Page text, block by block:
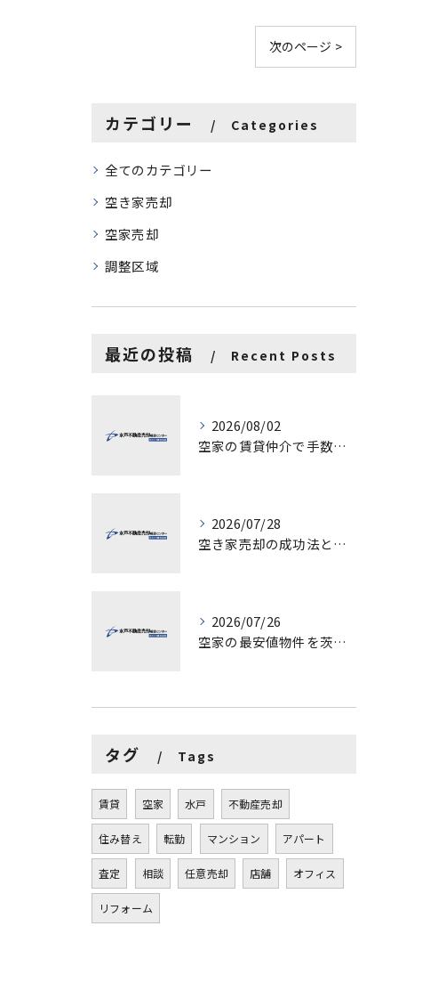
次のページ >
カテゴリー Categories
全てのカテゴリー
空き家売却
空家売却
調整区域
最近の投稿 Recent Posts
2026/08/02
空家の賃貸仲介で手数料と上限を徹底解説し200万円物件の注意点も紹介
2026/07/28
空き家売却の成功法と注意点
2026/07/26
空家の最安値物件を茨城県水戸市つくば市で探す方法と賢い売却ポイントを徹底解説
タグ Tags
賃貸 空家 水戸 不動産売却
住み替え 転勤 マンション アパート
査定 相談 任意売却 店舗 オフィス
リフォーム